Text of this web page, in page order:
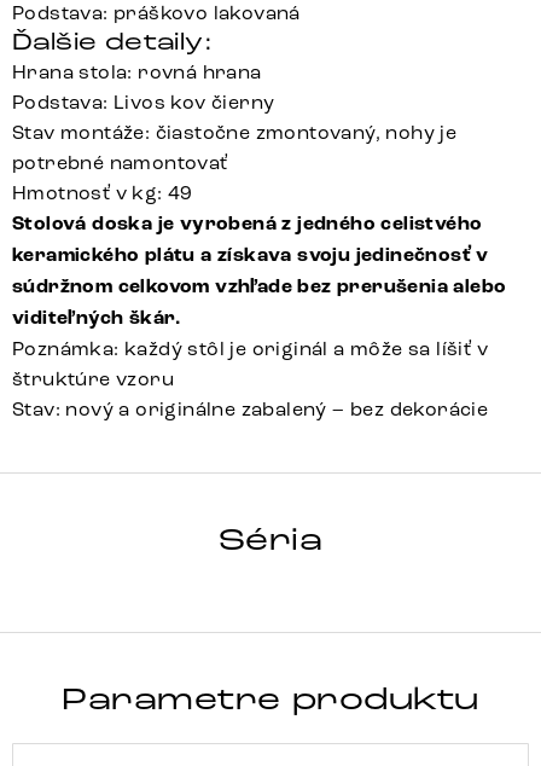
Podstava: práškovo lakovaná
Ďalšie detaily:
Hrana stola: rovná hrana
Podstava: Livos kov čierny
Stav montáže: čiastočne zmontovaný, nohy je
potrebné namontovať
Hmotnosť v kg: 49
Stolová doska je vyrobená z jedného celistvého
keramického plátu a získava svoju jedinečnosť v
súdržnom celkovom vzhľade bez prerušenia alebo
viditeľných škár.
Poznámka: každý stôl je originál a môže sa líšiť v
štruktúre vzoru
Stav: nový a originálne zabalený – bez dekorácie
Séria
Parametre produktu